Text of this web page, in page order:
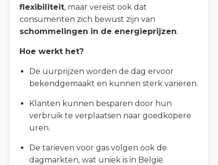
flexibiliteit, maar vereist ook dat
consumenten zich bewust zijn van
schommelingen in de energieprijzen.
Hoe werkt het?
De uurprijzen worden de dag ervoor
bekendgemaakt en kunnen sterk variëren.
Klanten kunnen besparen door hun
verbruik te verplaatsen naar goedkopere
uren.
De tarieven voor gas volgen ook de
dagmarkten, wat uniek is in België.